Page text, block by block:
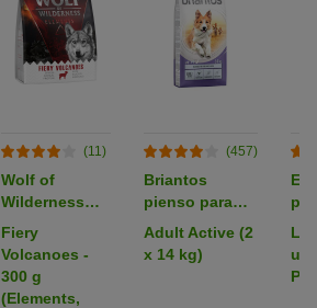
(11)
Wolf of
Wilderness
pienso para
perros -
Formato de
prueba
Fiery
Volcanoes -
300 g
(Elements,
(457)
Briantos
pienso para
perros - Pack
Ahorro
Adult Active (2
x 14 kg)
L: